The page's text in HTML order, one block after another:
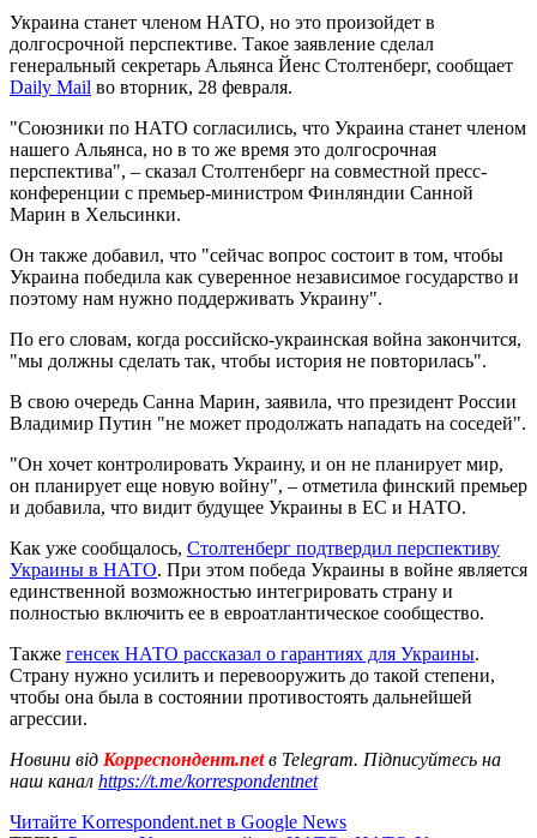
Украина станет членом НАТО, но это произойдет в
долгосрочной перспективе. Такое заявление сделал
генеральный секретарь Альянса Йенс Столтенберг, сообщает
Daily Mail во вторник, 28 февраля.
"Союзники по НАТО согласились, что Украина станет членом
нашего Альянса, но в то же время это долгосрочная
перспектива", – сказал Столтенберг на совместной пресс-
конференции с премьер-министром Финляндии Санной
Марин в Хельсинки.
Он также добавил, что "сейчас вопрос состоит в том, чтобы
Украина победила как суверенное независимое государство и
поэтому нам нужно поддерживать Украину".
По его словам, когда российско-украинская война закончится,
"мы должны сделать так, чтобы история не повторилась".
В свою очередь Санна Марин, заявила, что президент России
Владимир Путин "не может продолжать нападать на соседей".
"Он хочет контролировать Украину, и он не планирует мир,
он планирует еще новую войну", – отметила финский премьер
и добавила, что видит будущее Украины в ЕС и НАТО.
Как уже сообщалось, Столтенберг подтвердил перспективу
Украины в НАТО. При этом победа Украины в войне является
единственной возможностью интегрировать страну и
полностью включить ее в евроатлантическое сообщество.
Также генсек НАТО рассказал о гарантиях для Украины.
Страну нужно усилить и перевооружить до такой степени,
чтобы она была в состоянии противостоять дальнейшей
агрессии.
Новини від Корреспондент.netв Telegram. Підписуйтесь на
наш канал https://t.me/korrespondentnet
Читайте Korrespondent.net в Google News